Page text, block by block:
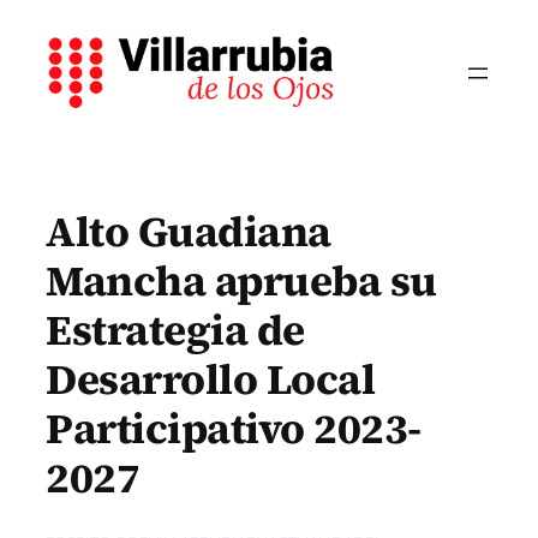
contenido
Alto Guadiana
Mancha aprueba su
Estrategia de
Desarrollo Local
Participativo 2023-
2027